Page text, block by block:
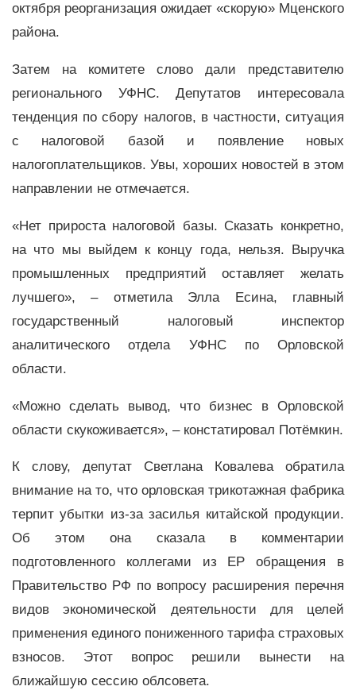
октября реорганизация ожидает «скорую» Мценского
района.
Затем на комитете слово дали представителю
регионального УФНС. Депутатов интересовала
тенденция по сбору налогов, в частности, ситуация
с налоговой базой и появление новых
налогоплательщиков. Увы, хороших новостей в этом
направлении не отмечается.
«Нет прироста налоговой базы. Сказать конкретно,
на что мы выйдем к концу года, нельзя. Выручка
промышленных предприятий оставляет желать
лучшего», – отметила Элла Есина, главный
государственный налоговый инспектор
аналитического отдела УФНС по Орловской
области.
«Можно сделать вывод, что бизнес в Орловской
области скукоживается», – констатировал Потёмкин.
К слову, депутат Светлана Ковалева обратила
внимание на то, что орловская трикотажная фабрика
терпит убытки из-за засилья китайской продукции.
Об этом она сказала в комментарии
подготовленного коллегами из ЕР обращения в
Правительство РФ по вопросу расширения перечня
видов экономической деятельности для целей
применения единого пониженного тарифа страховых
взносов. Этот вопрос решили вынести на
ближайшую сессию облсовета.